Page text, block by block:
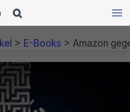

> E-Books > Amazon